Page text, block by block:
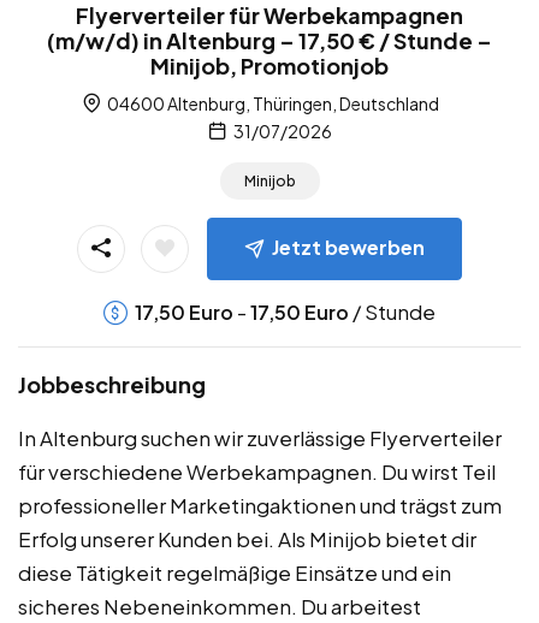
Flyerverteiler für Werbekampagnen
(m/w/d) in Altenburg – 17,50 € / Stunde –
Minijob, Promotionjob
04600 Altenburg, Thüringen, Deutschland
31/07/2026
Minijob
Jetzt bewerben
17,50 Euro -17,50 Euro / Stunde
Jobbeschreibung
In Altenburg suchen wir zuverlässige Flyerverteiler
für verschiedene Werbekampagnen. Du wirst Teil
professioneller Marketingaktionen und trägst zum
Erfolg unserer Kunden bei. Als Minijob bietet dir
diese Tätigkeit regelmäßige Einsätze und ein
sicheres Nebeneinkommen. Du arbeitest